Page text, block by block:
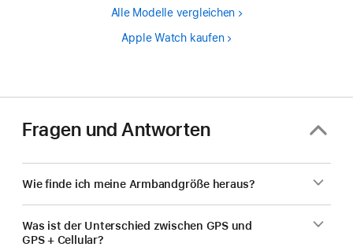
Alle Modelle vergleichen
Apple Watch kaufen
Fragen und Antworten
Wie finde ich meine Armbandgröße heraus?
Was ist der Unterschied zwischen GPS und
GPS + Cellular?